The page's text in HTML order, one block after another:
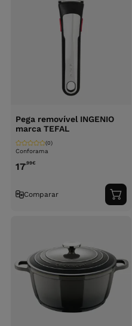
Pega removível INGENIO
marca TEFAL
Conforama
(0)
17,99€
Comparar
ao